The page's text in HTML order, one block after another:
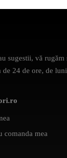
sugestii, vă rugăm
de 24 de ore, de
comanda mea